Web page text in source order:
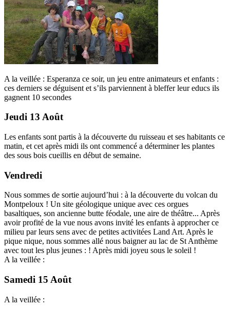
A la veillée : Esperanza ce soir, un jeu entre animateurs et enfants :
ces derniers se déguisent et s’ils parviennent à bleffer leur educs ils
gagnent 10 secondes
Jeudi 13 Août
Les enfants sont partis à la découverte du ruisseau et ses habitants ce
matin, et cet après midi ils ont commencé a déterminer les plantes
des sous bois cueillis en début de semaine.
Vendredi
Nous sommes de sortie aujourd’hui : à la découverte du volcan du
Montpeloux ! Un site géologique unique avec ces orgues
basaltiques, son ancienne butte féodale, une aire de théâtre... Après
avoir profité de la vue nous avons invité les enfants à approcher ce
milieu par leurs sens avec de petites activitées Land Art. Après le
pique nique, nous sommes allé nous baigner au lac de St Anthème
avec tout les plus jeunes : ! Après midi joyeu sous le soleil !
A la veillée :
Samedi 15 Août
A la veillée :